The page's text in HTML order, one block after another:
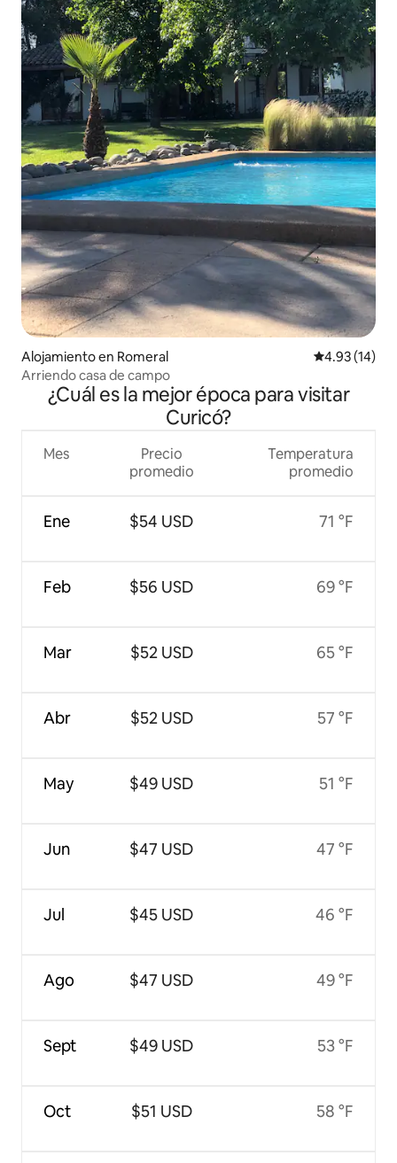
Alojamiento en Romeral Calificación
4.93 (14)
Arriendo casa de campo
¿Cuál es la mejor época para visitar
Curicó?
Mes
Ene
Feb
Mar
Abr
May
Jun
Jul
Ago
Sept
Oct
Precio
promedio
$54 USD
$56 USD
$52 USD
$52 USD
$49 USD
$47 USD
$45 USD
$47 USD
$49 USD
$51 USD
Temperatura
promedio
71 °F
69 °F
65 °F
57 °F
51 °F
47 °F
46 °F
49 °F
53 °F
58 °F